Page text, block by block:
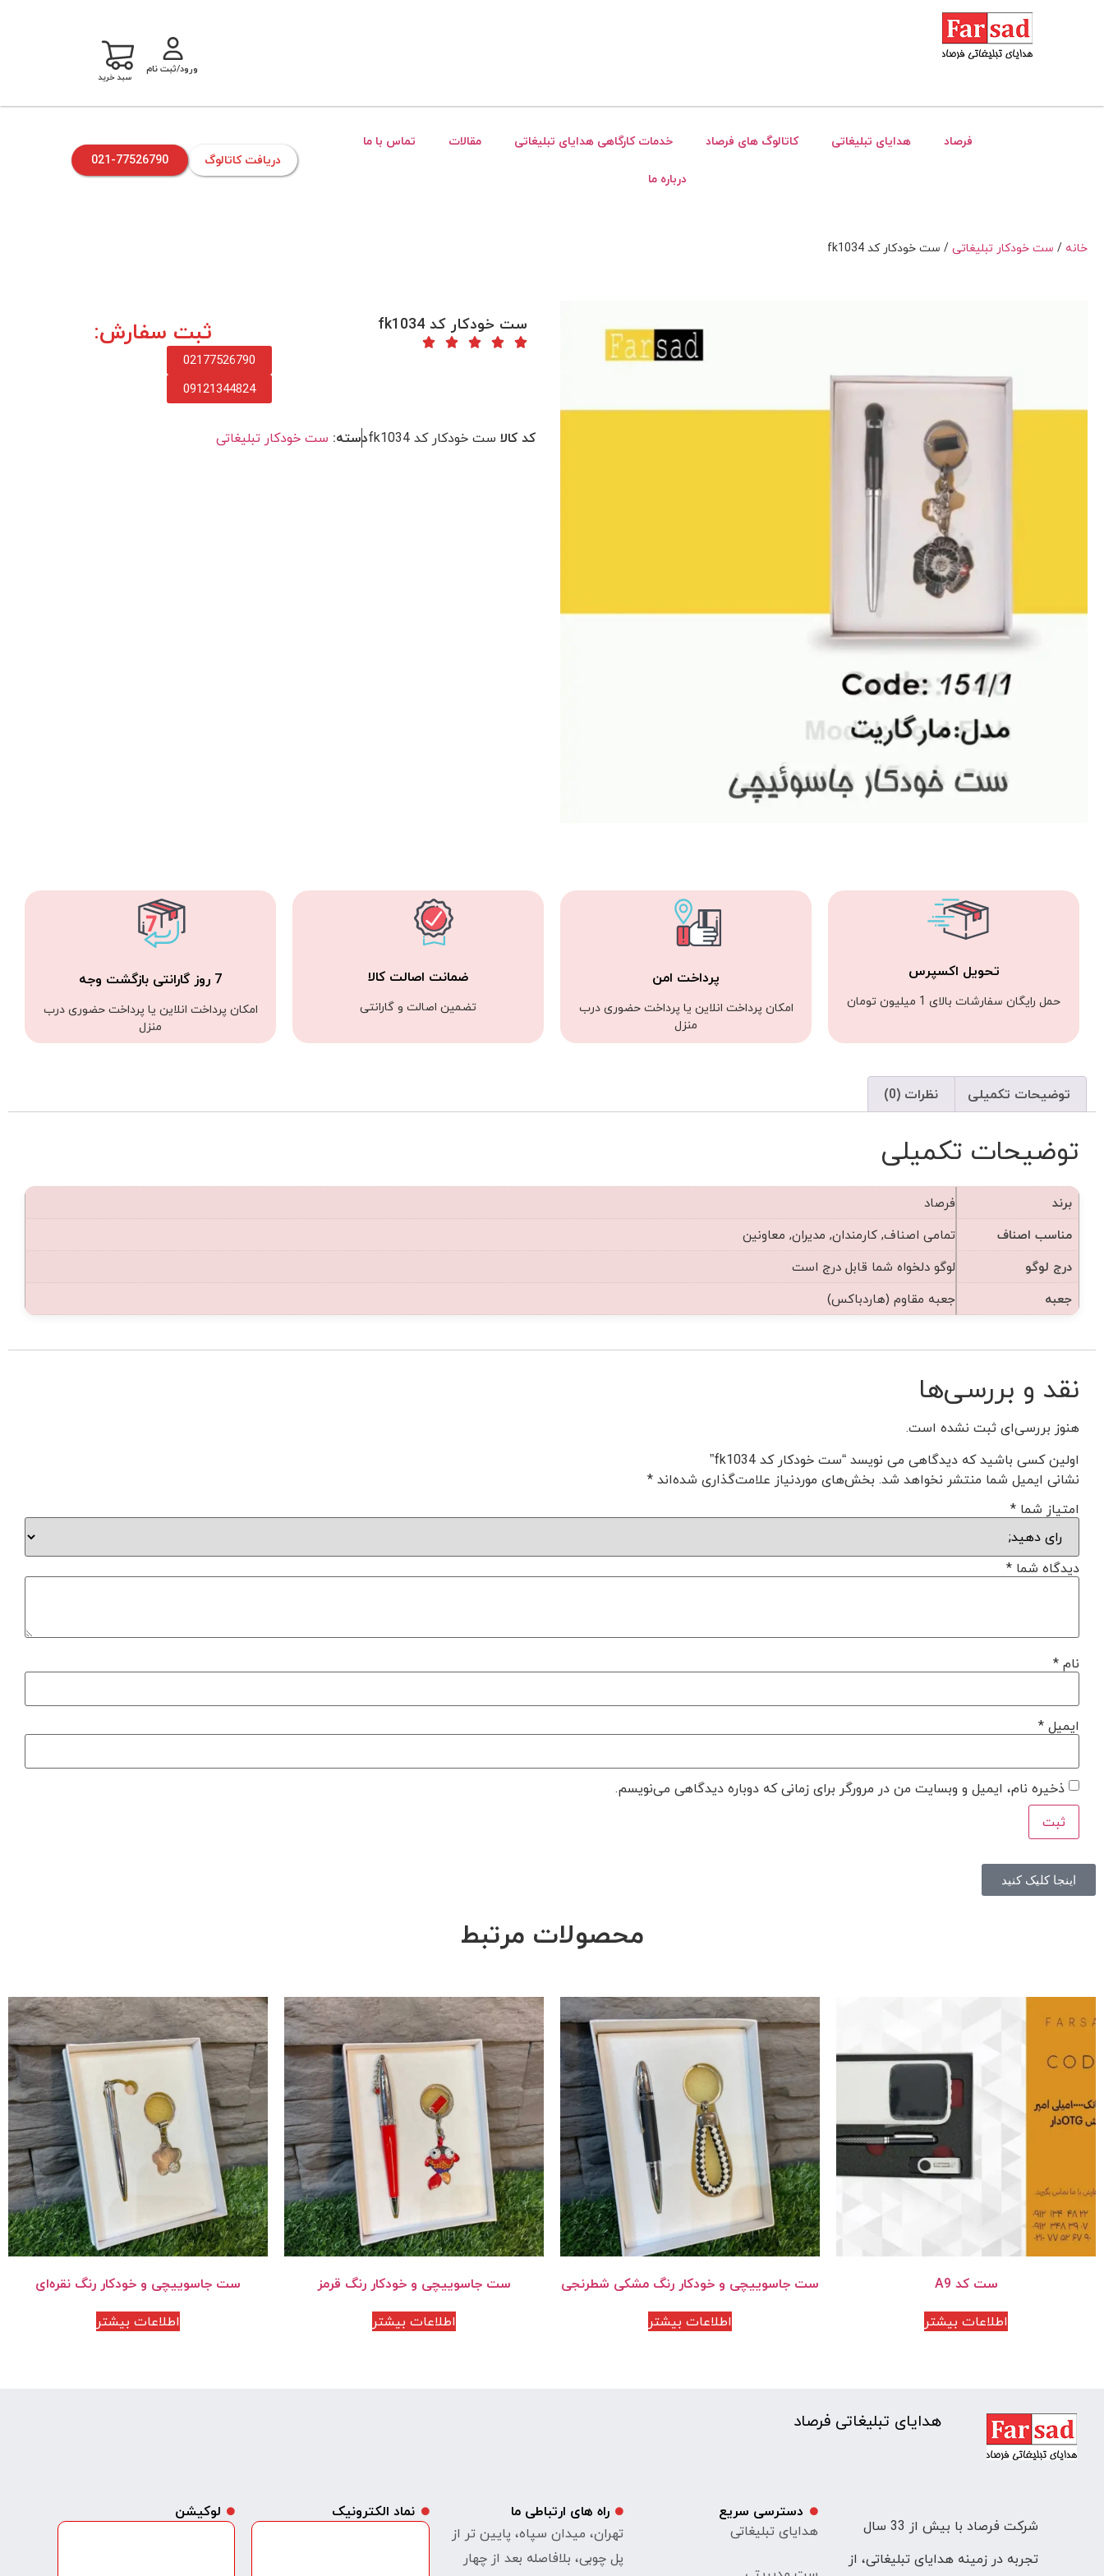
ورود/ثبت نام
سبد خرید
فرصاد هدایای تبلیغاتی کاتالوگ های فرصاد خدمات کارگاهی هدایای تبلیغاتی مقالات
تماس با ما
درباره ما
دریافت کاتالوگ 021-77526790
خانه / ست خودکار تبلیغاتی/ ست خودکار کد fk1034
ست خودکار کد fk1034 ثبت سفارش:
02177526790
09121344824
کد کالا ست خودکار کد fk1034 دسته: ست خودکار تبلیغاتی
تحویل اکسپرس
حمل رایگان سفارشات بالای 1 میلیون تومان
پرداخت امن
امکان پرداخت انلاین یا پرداخت حضوری درب
منزل
ضمانت اصالت کالا
تضمین اصالت و گارانتی
7 روز گارانتی بازگشت وجه
امکان پرداخت انلاین یا پرداخت حضوری درب
منزل
توضیحات تکمیلی نظرات (0)
توضیحات تکمیلی
برند
فرصاد
مناسب اصناف
تمامی اصناف, کارمندان, مدیران, معاونین
درج لوگو
لوگو دلخواه شما قابل درج است
جعبه
جعبه مقاوم (هاردباکس)
نقد و بررسی‌ها
هنوز بررسی‌ای ثبت نشده است.
اولین کسی باشید که دیدگاهی می نویسد “ست خودکار کد fk1034”
نشانی ایمیل شما منتشر نخواهد شد. بخش‌های موردنیاز علامت‌گذاری شده‌اند*
امتیاز شما *
دیدگاه شما *
نام*
ایمیل*
ذخیره نام، ایمیل و وبسایت من در مرورگر برای زمانی که دوباره دیدگاهی می‌نویسم.
اینجا کلیک کنید
محصولات مرتبط
ست کد A9
اطلاعات بیشتر
ست جاسوییچی و خودکار رنگ مشکی شطرنجی
اطلاعات بیشتر
ست جاسوییچی و خودکار رنگ قرمز
اطلاعات بیشتر
ست جاسوییچی و خودکار رنگ نقره‌ای
اطلاعات بیشتر
هدایای تبلیغاتی فرصاد
شرکت فرصاد با بیش از 33 سال
تجربه در زمینه هدایای تبلیغاتی، از
دسترسی سریع
هدایای تبلیغاتی
راه های ارتباطی ما
تهران، میدان سپاه، پایین تر از
پل چوبی، بلافاصله بعد از چهار
نماد الکترونیک لوکیشن